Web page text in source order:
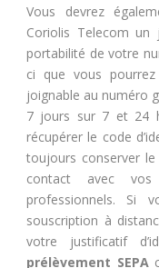
Vous devrez
Coriolis Telecom
portabilité de votre
ci que vous
joignable au numéro
7 jours sur 7 et 24
récupérer le code
toujours conserver
contact avec
professionnels. Si
souscription à
votre justificatif
prélèvement SEPA